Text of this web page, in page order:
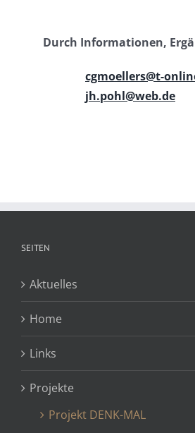
Durch Informationen,
cgmoellers@t-
jh.pohl@web.de
SEITEN
Aktuelles
Home
Links
Projekte
Projekt DENK-MAL